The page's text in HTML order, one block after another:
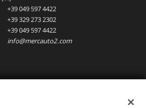
+39 049 597 4422
+39 329 273 2302
+39 049 597 4422
info@mercauto2.com
Tezze sul Brenta